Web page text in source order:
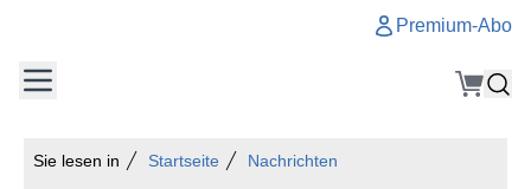
Premium-Abo
Sie lesen in Startseite Nachrichten